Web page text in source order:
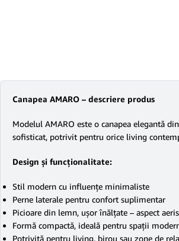
Canapea AMARO – descriere produs
Modelul AMARO este o canapea elegantă
sofisticat, potrivit pentru orice living
Design și funcționalitate:
Stil modern cu influențe minimaliste
Perne laterale pentru confort suplimentar
Picioare din lemn, ușor înălțate – aspect
Formă compactă, ideală pentru spații
Potrivită pentru living, birou sau zone de